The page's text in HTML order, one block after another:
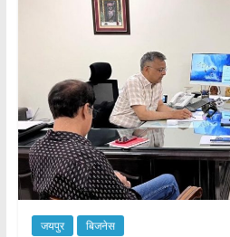
जयपुर बिजनेस